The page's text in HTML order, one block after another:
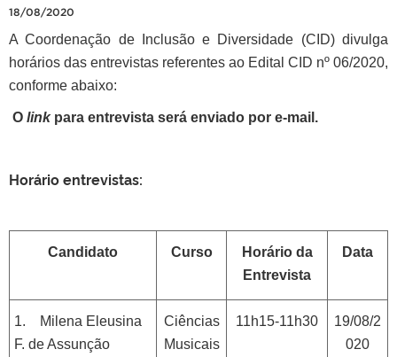
18/08/2020
A Coordenação de Inclusão e Diversidade (CID) divulga
horários das entrevistas referentes ao Edital CID nº 06/2020,
conforme abaixo:
O linkpara entrevista será enviado por e-mail.
Horário entrevistas:
Candidato Curso
Horário da
Entrevista
Data
1. Milena Eleusina
F. de Assunção
Ciências
Musicais
11h15-11h30
19/08/2
020